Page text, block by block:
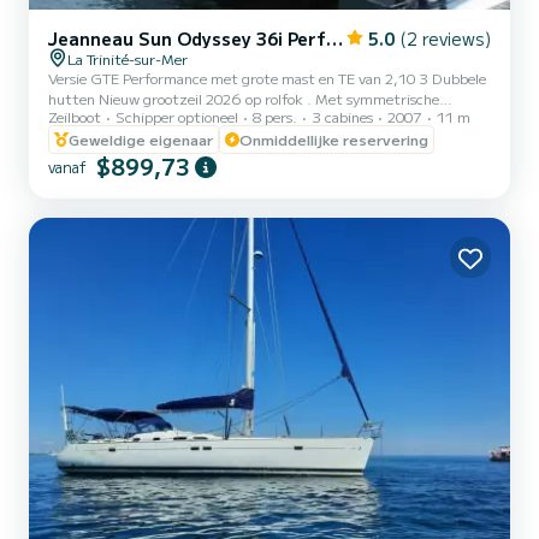
Jeanneau Sun Odyssey 36i Performance 5.0 (2 reviews)
La Trinité-sur-Mer
Versie GTE Performance met grote mast en TE van 2,10 3 Dubbele
hutten Nieuw grootzeil 2026 op rolfok . Met symmetrische
spinnaker . GPS op Samsung-tablet met Navionic+-software 12V
en 220V-voeding Met AIS-zender+ontvanger Volledige zee-
uitrusting voor 6 personen met EPIRB-noodbakens Speciaal tarief
voor regatta's in 2026/2027 Met kleine motor 2,5pk jaar 2025
schipper €300 per dag Beschikbaar voor de ARMEN RACE 2027 in
Zeilboot Schipper optioneel 8 pers. 3 cabines 2007
11 m
Geweldige eigenaar
Onmiddellijke reservering
vanaf $899,73